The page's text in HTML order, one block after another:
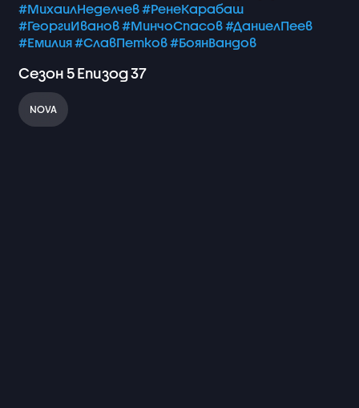
#МихаилНеделчев#РенеКарабаш
#ГеоргиИванов#МинчоСпасов#ДаниелПеев
#Емилия#СлавПетков#БоянВандов
Сезон 5Епизод37
NOVA